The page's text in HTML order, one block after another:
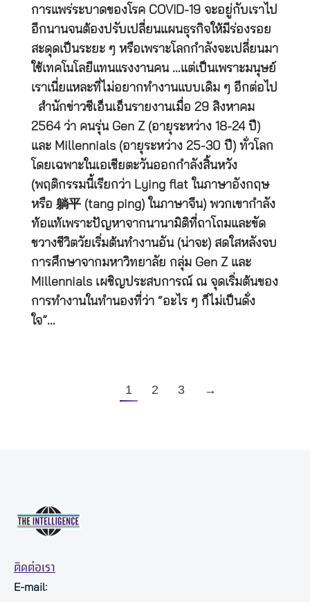
การแพร่ระบาดของโรค COVID-19 จะอยู่กับเราไป
อีกนานจนต้องปรับเปลี่ยนแผนธุรกิจให้มีร่องรอย
สะดุดเป็นระยะ ๆ หรือเพราะโลกกำลังจะเปลี่ยนมา
ใช้เทคโนโลยีแทนแรงงานคน …แต่เป็นเพราะมนุษย์
เราเนี่ยแหละที่ไม่อยากทำงานแบบเดิม ๆ อีกต่อไป
สำนักข่าวซีเอ็นเอ็นรายงานเมื่อ 29 สิงหาคม
2564 ว่า คนรุ่น Gen Z (อายุระหว่าง 18-24 ปี)
และ Millennials (อายุระหว่าง 25-30 ปี) ทั่วโลก
โดยเฉพาะในเอเชียตะวันออกกำลังสิ้นหวัง
(พฤติกรรมนี้เรียกว่า Lying flat ในภาษาอังกฤษ
หรือ 躺平 (tang ping) ในภาษาจีน) พวกเขากำลัง
ท้อแท้เพราะปัญหาจากนานามิติที่ถาโถมและขัด
ขวางชีวิตวัยเริ่มต้นทำงานอัน (น่าจะ) สดใสหลังจบ
การศึกษาจากมหาวิทยาลัย กลุ่ม Gen Z และ
Millennials เผชิญประสบการณ์ ณ จุดเริ่มต้นของ
การทำงานในทำนองที่ว่า “อะไร ๆ ก็ไม่เป็นดั่ง
ใจ”…
1 2 3 →
ติดต่อเรา
E-mail: